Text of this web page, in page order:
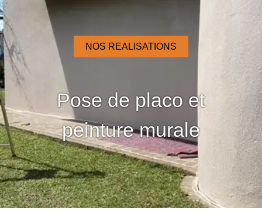
NOS REALISATIONS
Pose de placo et
peinture murale